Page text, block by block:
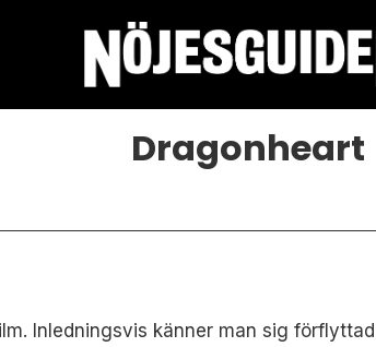
Dragonheart
Inledningsvis känner man sig